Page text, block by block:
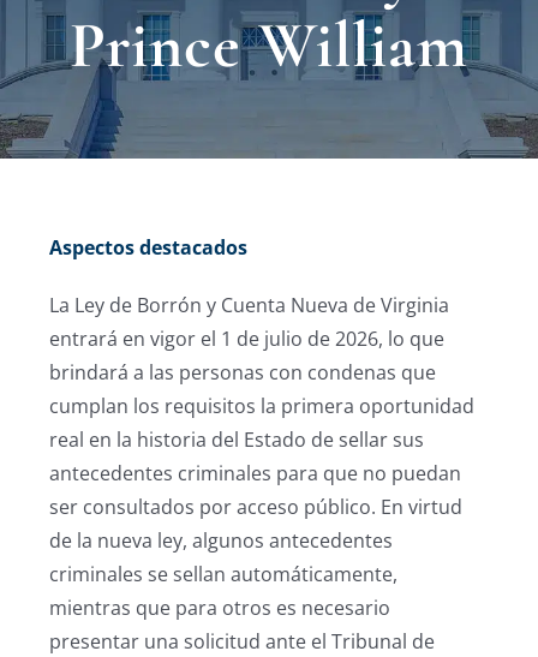
Blog
Prince William
Aspectos destacados
La Ley de Borrón y Cuenta Nueva de Virginia
entrará en vigor el 1 de julio de 2026, lo que
brindará a las personas con condenas que
cumplan los requisitos la primera oportunidad
real en la historia del Estado de sellar sus
antecedentes criminales para que no puedan
ser consultados poracceso público. En virtud
de la nueva ley, algunos antecedentes
criminales se sellan automáticamente,
mientras que para otros es necesario
presentar una solicitud ante el Tribunal de